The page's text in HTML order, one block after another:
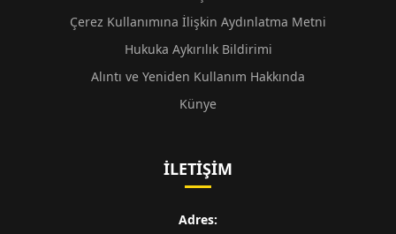
Çerez Kullanımına İlişkin Aydınlatma Metni
Hukuka Aykırılık Bildirimi
Alıntı ve Yeniden Kullanım Hakkında
Künye
İLETIŞIM
Adres: